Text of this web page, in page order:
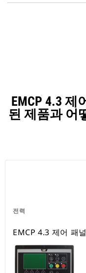
EMCP 4.3
된 제품과 어
전력
EMCP 4.3 제어 패널